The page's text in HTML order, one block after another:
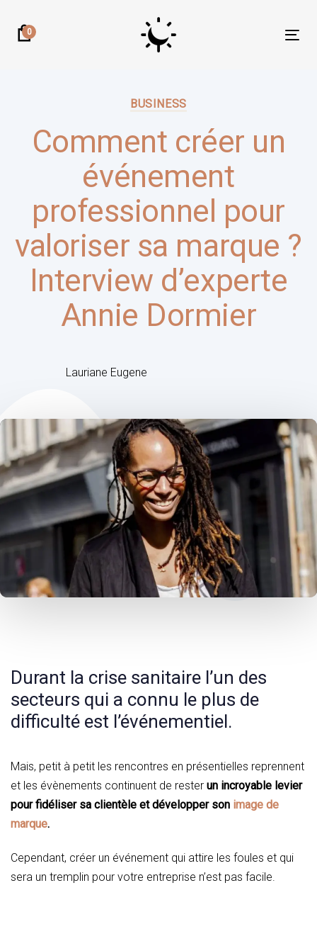
links
0
BUSINESS
Comment créer un
événement
professionnel pour
valoriser sa marque ?
Interview d’experte
Annie Dormier
Lauriane Eugene
Durant la crise sanitaire l’un des
secteurs qui a connu le plus de
difficulté est l’événementiel.
Mais, petit à petit les rencontres en présentielles reprennent
et les évènements continuent de rester un incroyable levier
pour fidéliser sa clientèle et développer son image de
marque.
Cependant, créer un événement qui attire les foules et qui
sera un tremplin pour votre entreprise n’est pas facile.